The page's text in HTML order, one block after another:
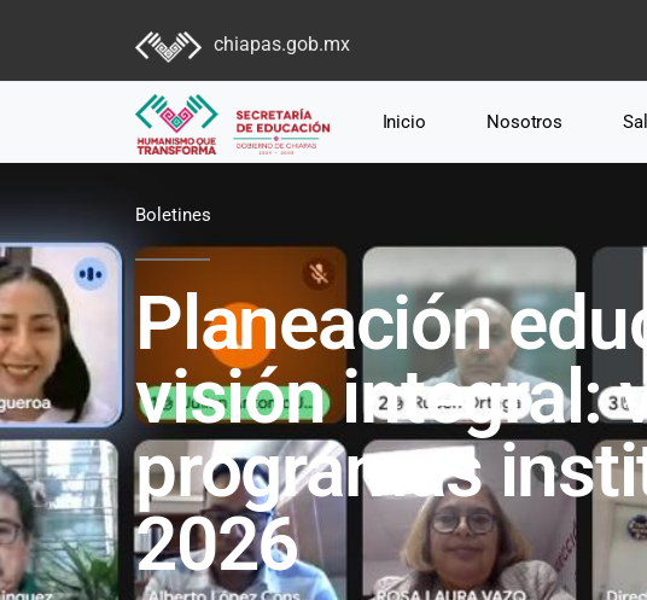
chiapas.gob.mx
Inicio Nosotros
Boletines
Planeación
visión integral:
programas
2026